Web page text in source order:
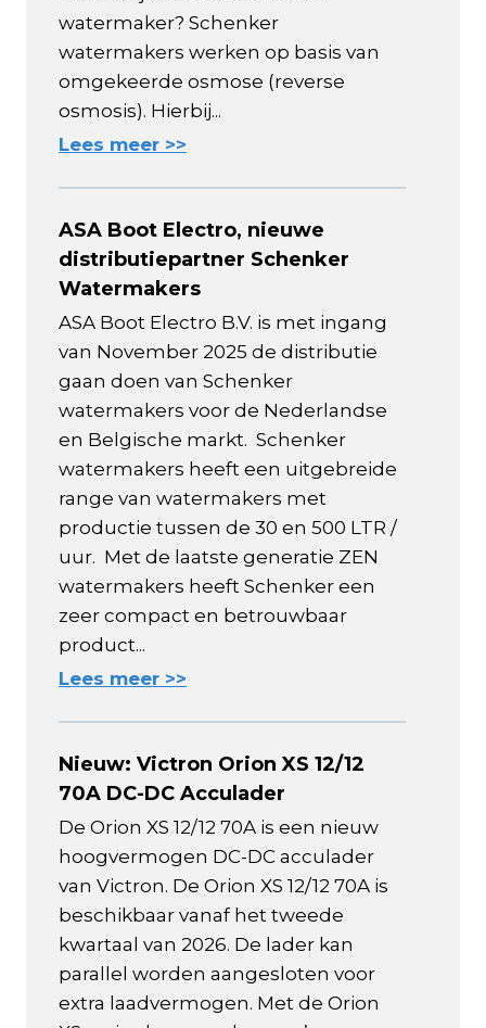
watermaker? Schenker
watermakers werken op basis van
omgekeerde osmose (reverse
osmosis). Hierbij...
Lees meer >>
ASA Boot Electro, nieuwe
distributiepartner Schenker
Watermakers
ASA Boot Electro B.V. is met ingang
van November 2025 de distributie
gaan doen van Schenker
watermakers voor de Nederlandse
en Belgische markt. Schenker
watermakers heeft een uitgebreide
range van watermakers met
productie tussen de 30 en 500 LTR /
uur. Met de laatste generatie ZEN
watermakers heeft Schenker een
zeer compact en betrouwbaar
product...
Lees meer >>
Nieuw: Victron Orion XS 12/12
70A DC-DC Acculader
De Orion XS 12/12 70A is een nieuw
hoogvermogen DC-DC acculader
van Victron. De Orion XS 12/12 70A is
beschikbaar vanaf het tweede
kwartaal van 2026. De lader kan
parallel worden aangesloten voor
extra laadvermogen. Met de Orion